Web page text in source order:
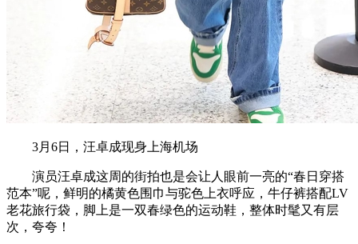
3月6日，汪卓成现身上海机场
演员汪卓成这周的街拍也是会让人眼前一亮的“春日穿搭
范本”呢，鲜明的橘黄色围巾与驼色上衣呼应，牛仔裤搭配LV
老花旅行袋，脚上是一双春绿色的运动鞋，整体时髦又有层
次，夸夸！